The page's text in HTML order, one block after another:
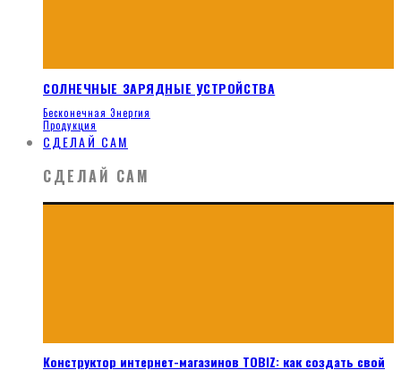
СОЛНЕЧНЫЕ ЗАРЯДНЫЕ УСТРОЙСТВА
Бесконечная Энергия
Продукция
СДЕЛАЙ САМ
СДЕЛАЙ САМ
Конструктор интернет-магазинов TOBIZ: как создать свой